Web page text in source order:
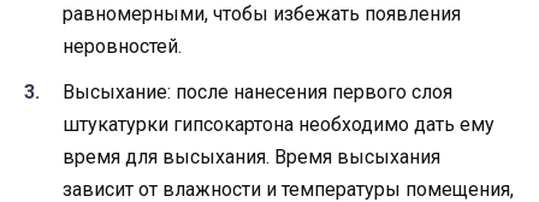
равномерными, чтобы избежать появления
неровностей.
Высыхание: после нанесения первого слоя
штукатурки гипсокартона необходимо дать ему
время для высыхания. Время высыхания
зависит от влажности и температуры помещения,